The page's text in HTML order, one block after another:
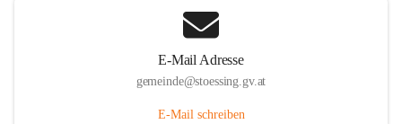
E-Mail Adresse
gemeinde@stoessing.gv.at
E-Mail schreiben